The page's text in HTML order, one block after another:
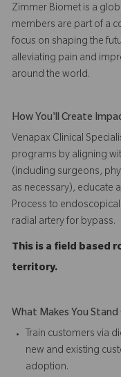
Zimmer Biomet is a
members are part of a
focus on shaping the
alleviating pain and
around the world.
How You'll Create
Venapax Clinical
programs by aligning
(including surgeons,
as necessary), educate
Process to
radial artery for bypass.
This is a field based
territory.
What Makes You Stand
Train customers via
new and existing
adoption.